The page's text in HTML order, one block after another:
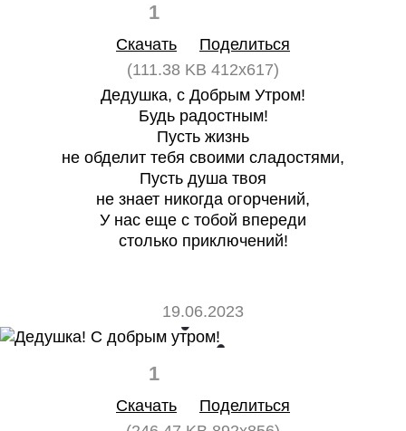
1
Скачать
Поделиться
(111.38 KB 412x617)
Дедушка, с Добрым Утром!
Будь радостным!
Пусть жизнь
не обделит тебя своими сладостями,
Пусть душа твоя
не знает никогда огорчений,
У нас еще с тобой впереди
столько приключений!
19.06.2023
1
Скачать
Поделиться